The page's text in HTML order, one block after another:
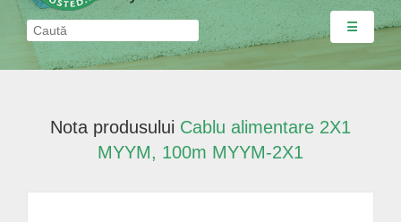
☰
Nota produsului Cablu alimentare 2X1
MYYM, 100m MYYM-2X1